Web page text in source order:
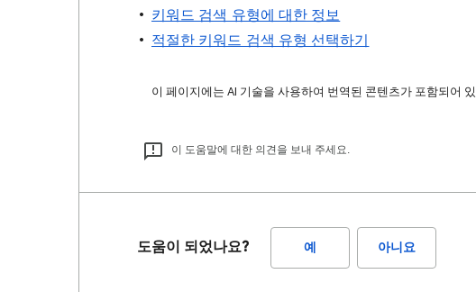
키워드 검색 유형에 대한 정보
적절한 키워드 검색 유형 선택하기
이 페이지에는 AI 기술을 사용하여 번역된 콘텐츠가 포함되어
이 도움말에 대한 의견을 보내 주세요.
도움이 되었나요? 예 아니요